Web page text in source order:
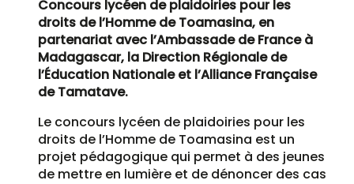
Concours lycéen de plaidoiries pour les
droits de l’Homme de Toamasina, en
partenariat avec l’Ambassade de France à
Madagascar, la Direction Régionale de
l’Éducation Nationale et l’Alliance Française
de Tamatave.
Le concours lycéen de plaidoiries pour les
droits de l’Homme de Toamasina est un
projet pédagogique qui permet à des jeunes
de mettre en lumière et de dénoncer des cas